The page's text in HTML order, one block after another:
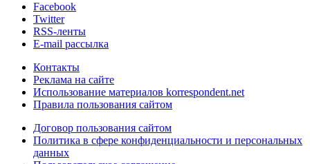
Facebook
Twitter
RSS-ленты
E-mail рассылка
Контакты
Реклама на сайте
Использование материалов korrespondent.net
Правила пользования сайтом
Договор пользования сайтом
Политика в сфере конфиденциальности и персональных
данных